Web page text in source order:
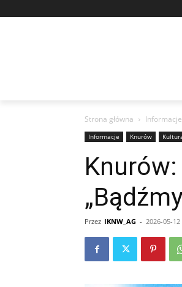
Strona główna Informacje
Informacje Knurów
Przez IKNW_AG - 2026-05-12